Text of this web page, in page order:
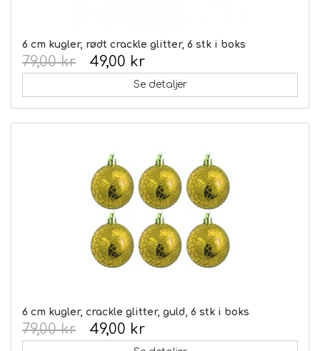
6 cm kugler, rødt crackle glitter, 6 stk i boks
49,00 kr
79,00 kr
Se detaljer
6 cm kugler, crackle glitter, guld, 6 stk i boks
49,00 kr
79,00 kr